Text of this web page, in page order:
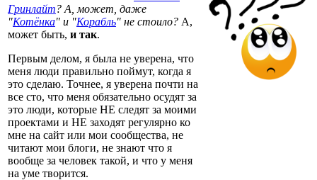
Гринлайт? А, может, даже
"Котёнка" и "Корабль" не стоило? А,
может быть, и так.
Первым делом, я была не уверена, что
меня люди правильно поймут, когда я
это сделаю. Точнее, я уверена почти на
все сто, что меня обязательно осудят за
это люди, которые НЕ следят за моими
проектами и НЕ заходят регулярно ко
мне на сайт или мои сообщества, не
читают мои блоги, не знают что я
вообще за человек такой, и что у меня
на уме творится.